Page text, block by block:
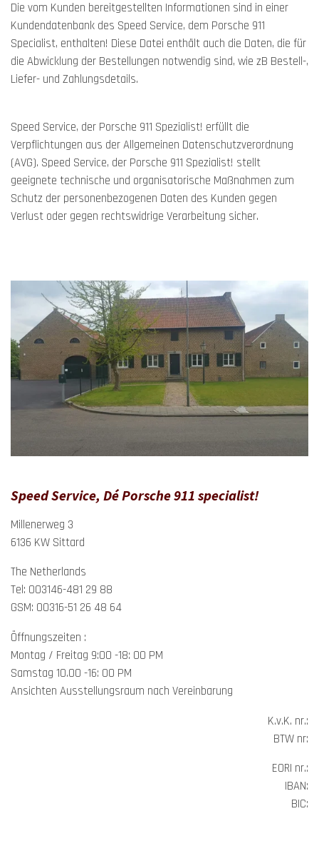
Die vom Kunden bereitgestellten Informationen sind in einer
Kundendatenbank des Speed Service, dem Porsche 911
Specialist, enthalten! Diese Datei enthält auch die Daten, die für
die Abwicklung der Bestellungen notwendig sind, wie zB Bestell-,
Liefer- und Zahlungsdetails.
Speed Service, der Porsche 911 Spezialist! erfüllt die
Verpflichtungen aus der Allgemeinen Datenschutzverordnung
(AVG). Speed Service, der Porsche 911 Spezialist! stellt
geeignete technische und organisatorische Maßnahmen zum
Schutz der personenbezogenen Daten des Kunden gegen
Verlust oder gegen rechtswidrige Verarbeitung sicher.
Speed Service, Dé Porsche 911 specialist!
Millenerweg 3
6136 KW Sittard
The Netherlands
Tel: 003146-481 29 88
GSM: 00316-51 26 48 64
Öffnungszeiten :
Montag / Freitag 9:00 -18: 00 PM
Samstag 10.00 -16: 00 PM
Ansichten Ausstellungsraum nach Vereinbarung
K.v.K. nr.:
BTW nr:
EORI nr.:
IBAN:
BIC: